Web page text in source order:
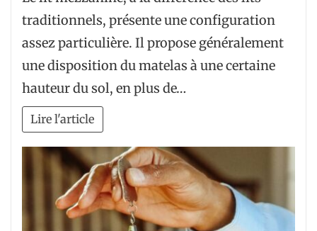
traditionnels, présente une configuration
assez particulière. Il propose généralement
une disposition du matelas à une certaine
hauteur du sol, en plus de…
Lire l'article